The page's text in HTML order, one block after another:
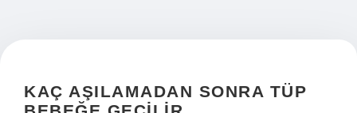
KAÇ AŞILAMADAN SONRA TÜP